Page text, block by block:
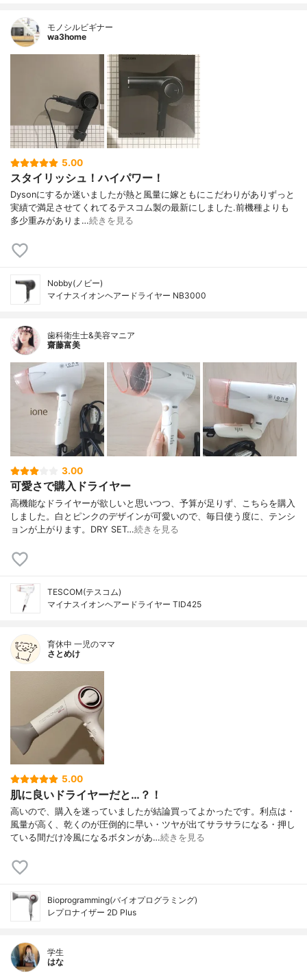
モノシルビギナー
wa3home
5.00
スタイリッシュ！ハイパワー！
Dysonにするか迷いましたが熱と風量に嫁ともにこだわりがありずっと
実績で満足させてくれてるテスコム製の最新にしました.前機種よりも
多少重みがありま…続きを見る
Nobby(ノビー)
マイナスイオンヘアードライヤー NB3000
歯科衛生士&美容マニア
齋藤富美
3.00
可愛さで購入ドライヤー
高機能なドライヤーが欲しいと思いつつ、予算が足りず、こちらを購入
しました。白とピンクのデザインが可愛いので、毎日使う度に、テンシ
ョンが上がります。DRY SET…続きを見る
TESCOM(テスコム)
マイナスイオンヘアードライヤー TID425
育休中 一児のママ
さとめけ
5.00
肌に良いドライヤーだと…？！
高いので、購入を迷っていましたが結論買ってよかったです。利点は・
風量が高く、乾くのが圧倒的に早い・ツヤが出てサラサラになる・押し
ている間だけ冷風になるボタンがあ…続きを見る
Bioprogramming(バイオプログラミング)
レプロナイザー 2D Plus
学生
はな